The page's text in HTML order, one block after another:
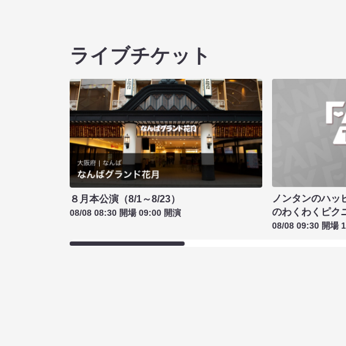
ライブチケット
８月本公演（8/1～8/23）
08/08 08:30 開場 09:00 開演
ノンタンのハッ
のわくわくピク
08/08 09:30 開場